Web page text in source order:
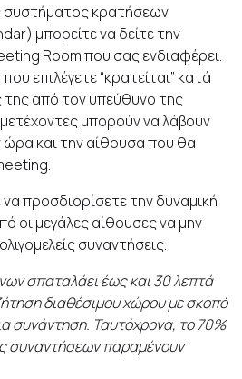
συστήματος κρατήσεων
μπορείτε να δείτε την
Room που σας ενδιαφέρει.
επιλέγετε “κρατείται” κατά
της από τον υπεύθυνο της
μπορούν να λάβουν
ώρα και την αίθουσα που θα
προσδιορίσετε την δυναμική
οι μεγάλες αίθουσες να μην
συναντήσεις.
σπαταλάει έως και 30 λεπτά
διαθέσιμου χώρου με σκοπό
συνάντηση. Ταυτόχρονα, το 70%
συναντήσεων παραμένουν